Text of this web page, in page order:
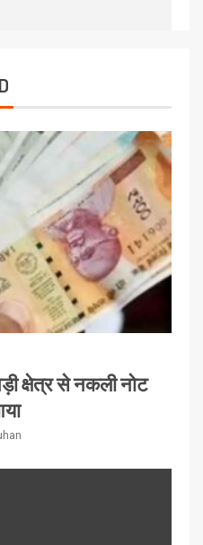
क्षेत्र से नकली नोट